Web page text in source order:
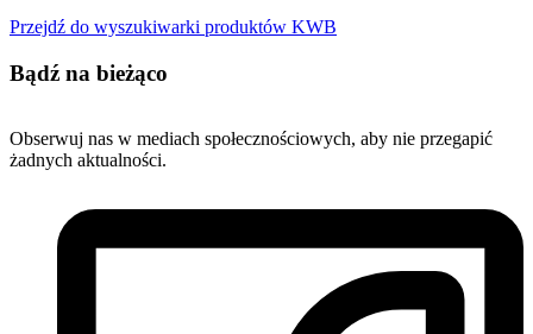
Przejdź do wyszukiwarki produktów KWB
Bądź na bieżąco
Obserwuj nas w mediach społecznościowych, aby nie przegapić
żadnych aktualności.